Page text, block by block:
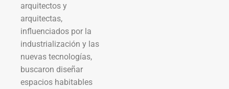
arquitectos y
arquitectas,
influenciados por la
industrialización y las
nuevas tecnologías,
buscaron diseñar
espacios habitables